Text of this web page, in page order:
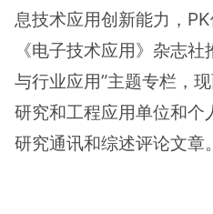
息技术应用创新能力，
《电子技术应用》杂志
与行业应用”主题专栏，
研究和工程应用单位和个
研究通讯和综述评论文章。